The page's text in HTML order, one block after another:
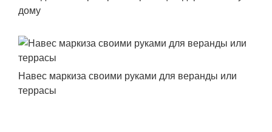
дому
Навес маркиза своими руками для веранды или
террасы